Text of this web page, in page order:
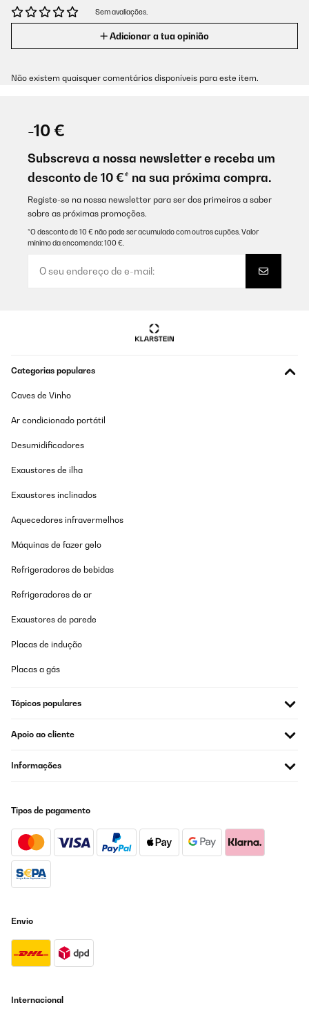
Sem avaliações.
Adicionar a tua opinião
Não existem quaisquer comentários disponíveis para este item.
-10 €
Subscreva a nossa newsletter e receba um
desconto de 10 €* na sua próxima compra.
Registe-se na nossa newsletter para ser dos primeiros a saber
sobre as próximas promoções.
*O desconto de 10 € não pode ser acumulado com outros cupões. Valor
mínimo da encomenda: 100 €.
Categorias populares
Caves de Vinho
Ar condicionado portátil
Desumidificadores
Exaustores de ilha
Exaustores inclinados
Aquecedores infravermelhos
Máquinas de fazer gelo
Refrigeradores de bebidas
Refrigeradores de ar
Exaustores de parede
Placas de indução
Placas a gás
Tópicos populares
Apoio ao cliente
Informações
Tipos de pagamento
Envio
Internacional